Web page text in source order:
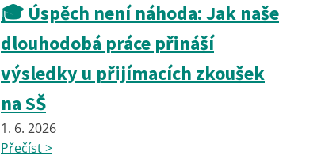
🎓 Úspěch není náhoda: Jak naše
dlouhodobá práce přináší
výsledky u přijímacích zkoušek
na SŠ
1. 6. 2026
Přečíst >